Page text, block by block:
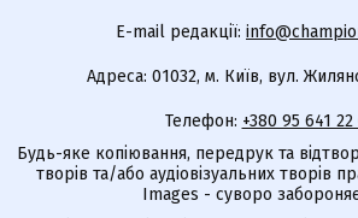
E-mail редакції:
Адреса: 01032, м. Київ, вул.
Телефон: +380 95 641 22
Будь-яке копіювання, передрук та
творів та/або аудіовізуальних творів
Images - суворо